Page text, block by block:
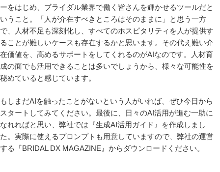
ーをはじめ、ブライダル業界で働く皆さんを輝かせるツールだと
いうこと。「人が介在すべきところはそのままに」と思う一方
で、人材不足も深刻化し、すべてのホスピタリティを人が提供す
ることが難しいケースも存在するかと思います。その代え難い介
在価値を、高めるサポートをしてくれるのがAIなのです。人材育
成の面でも活用できることは多いでしょうから、様々な可能性を
秘めていると感じています。
もしまだAIを触ったことがないという人がいれば、ぜひ今日から
スタートしてみてください。最後に、日々のAI活用が進む一助に
なれればと思い、弊社では『生成AI活用ガイド』を作成しまし
た。実際に使えるプロンプトも用意していますので、弊社の運営
する『BRIDAL DX MAGAZINE』からダウンロードください。